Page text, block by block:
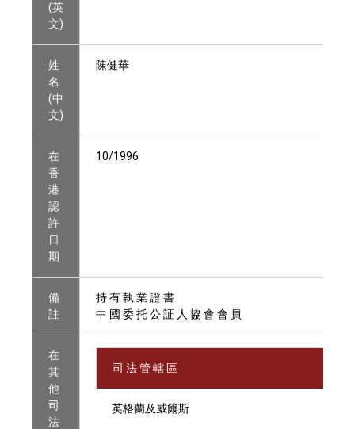
(英
文)
姓
名
(中
文)
陳健華
在
香
港
認
許
日
期
10/1996
備
註
持 有 執 業 證 書
中 國 委 托 公 証 人 協 會 會 員
在
其
他
司
法
司 法 管 轄 區
英格蘭及威爾斯